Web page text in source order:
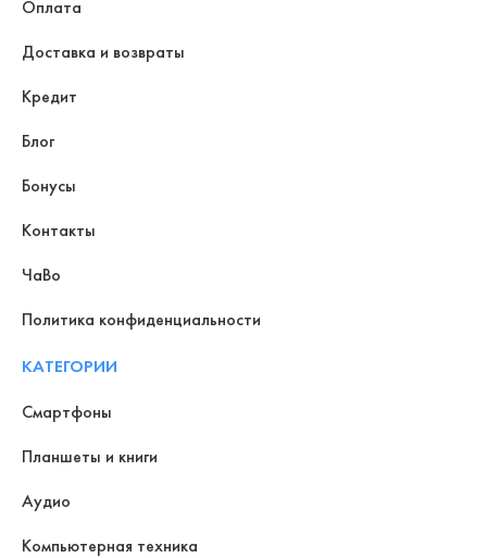
Оплата
Доставка и возвраты
Кредит
Блог
Бонусы
Контакты
ЧаВо
Политика конфиденциальности
КАТЕГОРИИ
Смартфоны
Планшеты и книги
Аудио
Компьютерная техника